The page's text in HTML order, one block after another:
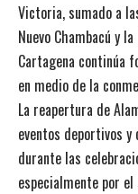
Victoria, sumado a
Nuevo Chambacú y
Cartagena continúa
en medio de la
La reapertura de
eventos deportivos
durante las
especialmente por